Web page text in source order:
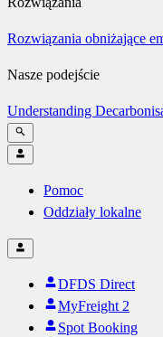
Rozwiązania obniżające
Nasze podejście
Understanding
Pomoc
Oddziały lokalne
DFDS Direct
MyFreight 2
Spot Booking